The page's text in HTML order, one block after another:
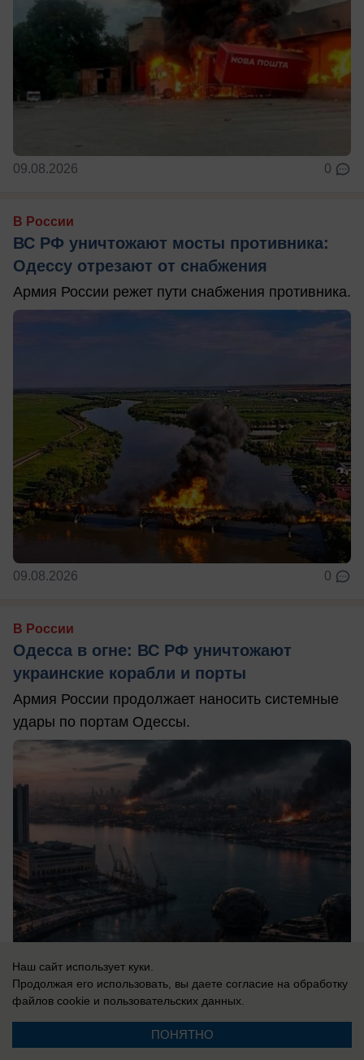
09.08.2026 0
В России
ВС РФ уничтожают мосты противника:
Одессу отрезают от снабжения
Армия России режет пути снабжения противника.
09.08.2026 0
В России
Одесса в огне: ВС РФ уничтожают
украинские корабли и порты
Армия России продолжает наносить системные
удары по портам Одессы.
08.08.2026
Наш сайт использует куки.
Продолжая его использовать, вы даете согласие на обработку
файлов cookie и пользовательских данных.
ПОНЯТНО